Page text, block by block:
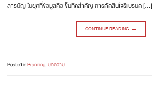
สารบัญ ในยุคที่ข้อมูลคือเข็มทิศสำคัญ การตัดสินใจรีแบรนด […]
CONTINUE READING →
Posted inBranding,บทความ